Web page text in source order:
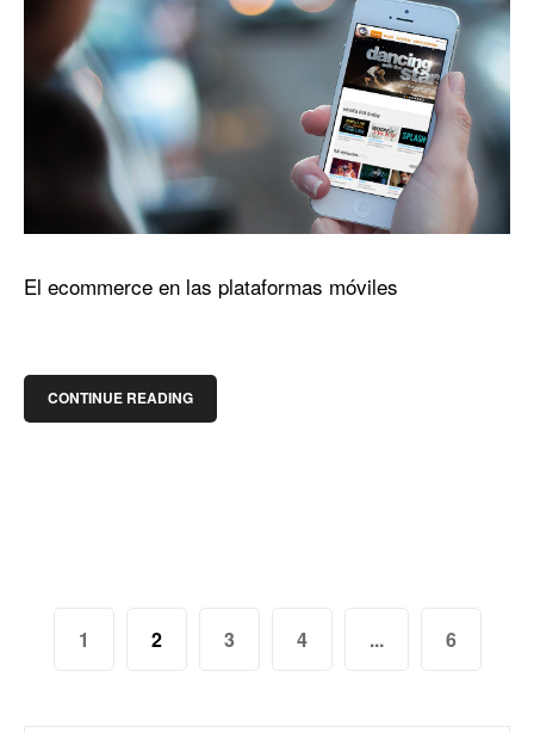
El ecommerce en las plataformas móviles
CONTINUE READING
1 2 3 4 ... 6